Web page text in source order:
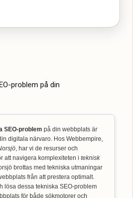
problem på din
SEO-problem på din webbplats är
digitala närvaro. Hos Webbempire,
, har vi de resurser och
att navigera komplexiteten i teknisk
brottas med tekniska utmaningar
från att prestera optimalt.
lösa dessa tekniska SEO-problem
för både sökmotorer och